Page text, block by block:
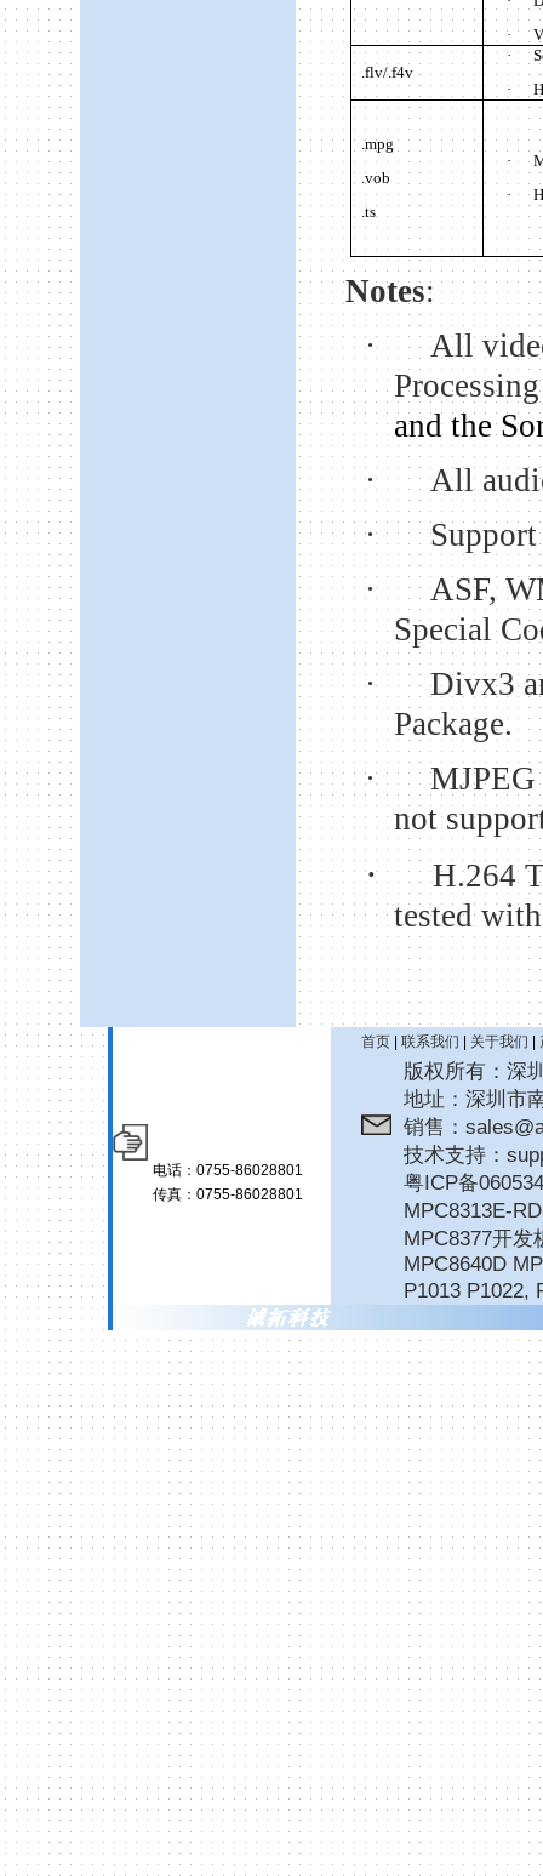
·
.flv/.f4v
·
·
.mpg
.vob
.ts
·
·
Notes:
·
All
and the
·
All
·
·
ASF,
Special
·
Divx3
Package.
·
not
·
H.264
tested
电话：0755-86028801
传真：0755-86028801
首页| 联系我们 关于我们
版权所有：深
地址：深圳市
销售：
技术支持：
粤ICP备
MPC8313E-
MPC8377开发
MPC8640D
P1013 P1022,